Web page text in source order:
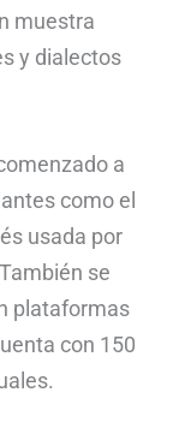
muestra
y dialectos
a
como el
usada por
se
plataformas
con 150